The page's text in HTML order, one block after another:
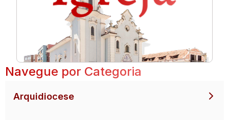
Navegue por Categoria
Arquidiocese